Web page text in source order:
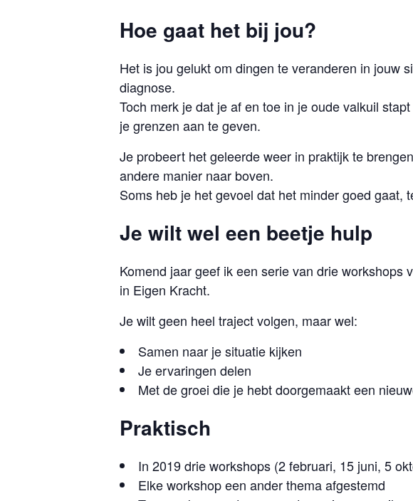
Hoe gaat het bij jou?
Het is jou gelukt om dingen te veranderen in jouw
diagnose.
Toch merk je dat je af en toe in je oude valkuil
je grenzen aan te geven.
Je probeert het geleerde weer in praktijk te
andere manier naar boven.
Soms heb je het gevoel dat het minder goed gaat,
Je wilt wel een beetje hulp
Komend jaar geef ik een serie van drie
in Eigen Kracht.
Je wilt geen heel traject volgen, maar wel:
Samen naar je situatie kijken
Je ervaringen delen
Met de groei die je hebt doorgemaakt een
Praktisch
In 2019 drie workshops (2 februari, 15 juni, 5
Elke workshop een ander thema afgestemd